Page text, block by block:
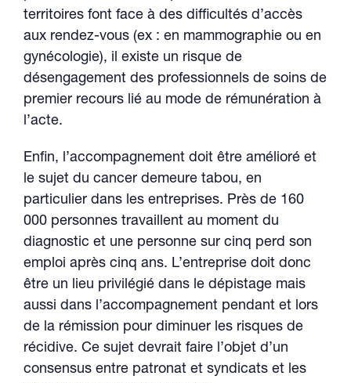
territoires font face à des difficultés d’accès
aux rendez-vous (ex : en mammographie ou en
gynécologie), il existe un risque de
désengagement des professionnels de soins de
premier recours lié au mode de rémunération à
l’acte.
Enfin, l’accompagnement doit être amélioré et
le sujet du cancer demeure tabou, en
particulier dans les entreprises. Près de 160
000 personnes travaillent au moment du
diagnostic et une personne sur cinq perd son
emploi après cinq ans. L’entreprise doit donc
être un lieu privilégié dans le dépistage mais
aussi dans l’accompagnement pendant et lors
de la rémission pour diminuer les risques de
récidive. Ce sujet devrait faire l’objet d’un
consensus entre patronat et syndicats et les